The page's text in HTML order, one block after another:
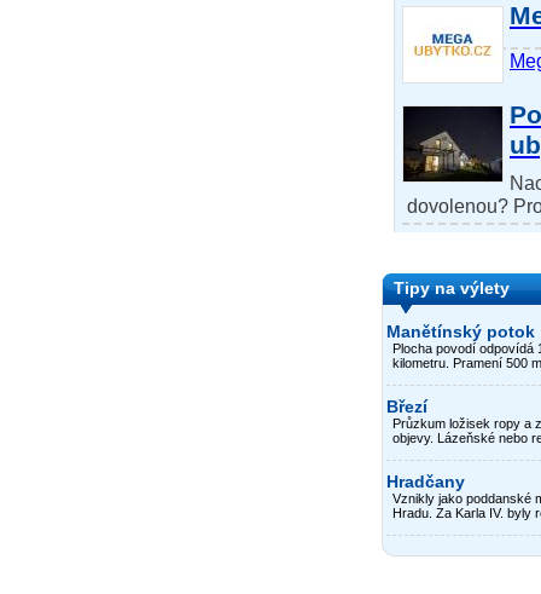
dovolenou?
Tipy na výlety
Manětínský potok
Plocha povodí odpovídá
kilometru. Pramení 500
Březí
Průzkum ložisek ropy a
objevy. Lázeňské nebo
Hradčany
Vznikly jako poddanské
Hradu. Za Karla IV. byly